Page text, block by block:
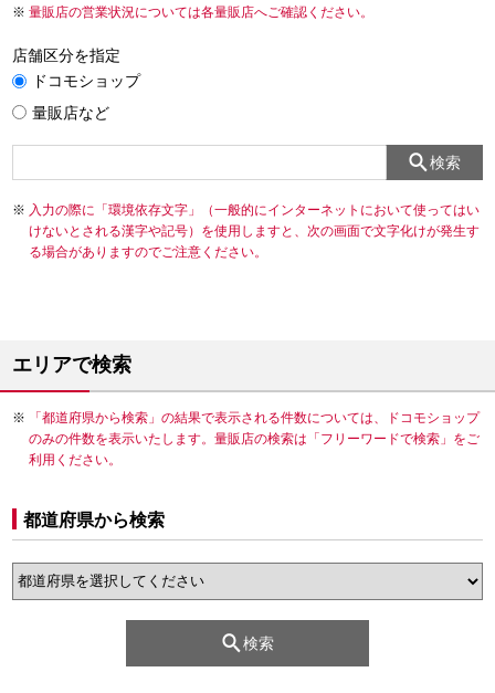
量販店の営業状況については各量販店へご確認ください。
店舗区分を指定
ドコモショップ
量販店など
検索
入力の際に「環境依存文字」（一般的にインターネットにおいて使ってはい
けないとされる漢字や記号）を使用しますと、次の画面で文字化けが発生す
る場合がありますのでご注意ください。
エリアで検索
「都道府県から検索」の結果で表示される件数については、ドコモショップ
のみの件数を表示いたします。量販店の検索は「フリーワードで検索」をご
利用ください。
都道府県から検索
検索